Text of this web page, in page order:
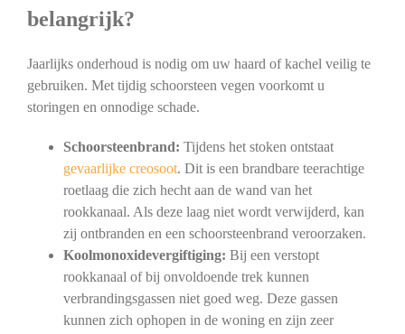
belangrijk?
Jaarlijks onderhoud is nodig om uw haard of kachel veilig te
gebruiken. Met tijdig schoorsteen vegen voorkomt u
storingen en onnodige schade.
Schoorsteenbrand: Tijdens het stoken ontstaat
gevaarlijke creosoot. Dit is een brandbare teerachtige
roetlaag die zich hecht aan de wand van het
rookkanaal. Als deze laag niet wordt verwijderd, kan
zij ontbranden en een schoorsteenbrand veroorzaken.
Koolmonoxidevergiftiging: Bij een verstopt
rookkanaal of bij onvoldoende trek kunnen
verbrandingsgassen niet goed weg. Deze gassen
kunnen zich ophopen in de woning en zijn zeer